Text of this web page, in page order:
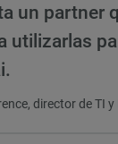
un partner
utilizarlas
director de TI